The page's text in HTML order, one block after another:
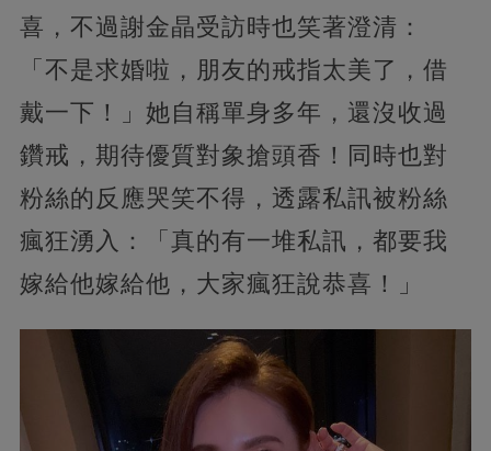
喜，不過謝金晶受訪時也笑著澄清：
「不是求婚啦，朋友的戒指太美了，借
戴一下！」她自稱單身多年，還沒收過
鑽戒，期待優質對象搶頭香！同時也對
粉絲的反應哭笑不得，透露私訊被粉絲
瘋狂湧入：「真的有一堆私訊，都要我
嫁給他嫁給他，大家瘋狂說恭喜！」